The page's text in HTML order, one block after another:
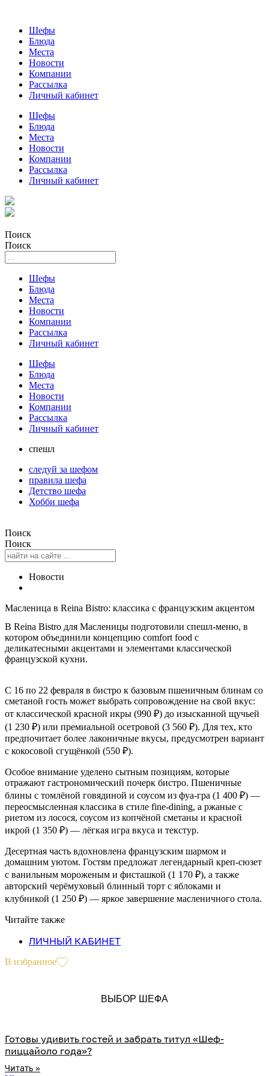
Шефы
Блюда
Места
Новости
Компании
Рассылка
Личный кабинет
Шефы
Блюда
Места
Новости
Компании
Рассылка
Личный кабинет
Поиск
Поиск
Шефы
Блюда
Места
Новости
Компании
Рассылка
Личный кабинет
Шефы
Блюда
Места
Новости
Компании
Рассылка
Личный кабинет
спешл
следуй за шефом
правила шефа
Детство шефа
Хобби шефа
Поиск
Поиск
Новости
Масленица в Reina Bistro: классика с французским акцентом
В Reina Bistro для Масленицы подготовили спешл-меню, в
котором объединили концепцию comfort food с
деликатесными акцентами и элементами классической
французской кухни.
С 16 по 22 февраля в бистро к базовым пшеничным блинам со
сметаной гость может выбрать сопровождение на свой вкус:
от классической красной икры (990 ₽) до изысканной щучьей
(1 230 ₽) или премиальной осетровой (3 560 ₽). Для тех, кто
предпочитает более лаконичные вкусы, предусмотрен вариант
с кокосовой сгущёнкой (550 ₽).
Особое внимание уделено сытным позициям, которые
отражают гастрономический почерк бистро. Пшеничные
блины с томлёной говядиной и соусом из фуа-гра (1 400 ₽) —
переосмысленная классика в стиле fine-dining, а ржаные с
риетом из лосося, соусом из копчёной сметаны и красной
икрой (1 350 ₽) — лёгкая игра вкуса и текстур.
Десертная часть вдохновлена французским шармом и
домашним уютом. Гостям предложат легендарный креп-сюзет
с ванильным мороженым и фисташкой (1 170 ₽), а также
авторский черёмуховый блинный торт с яблоками и
клубникой (1 250 ₽) — яркое завершение масленичного стола.
Читайте также
ЛИЧНЫЙ КАБИНЕТ
В избранное
ВЫБОР ШЕФА
Готовы удивить гостей и забрать титул «Шеф-
пиццайоло года»?
Читать »